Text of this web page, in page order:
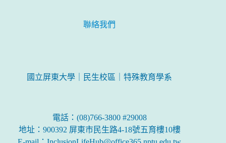
聯絡我們
國立屏東大學｜民生校區｜特殊教育學系
電話：(08)766-3800 #29008
地址：900392 屏東市民生路4-18號五育樓10樓